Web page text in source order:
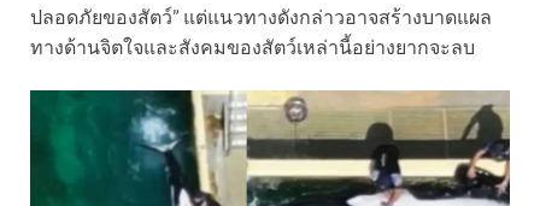
ปลอดภัยของสัตว์” แต่แนวทางดังกล่าวอาจสร้างบาดแผล
ทางด้านจิตใจและสังคมของสัตว์เหล่านี้อย่างยากจะลบ